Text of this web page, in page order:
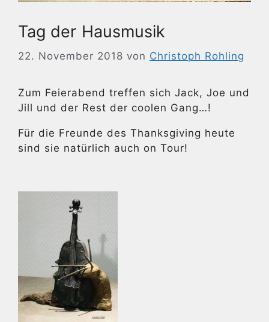
Tag der Hausmusik
22. November 2018 von Christoph Rohling
Zum Feierabend treffen sich Jack, Joe und
Jill und der Rest der coolen Gang…!
Für die Freunde des Thanksgiving heute
sind sie natürlich auch on Tour!